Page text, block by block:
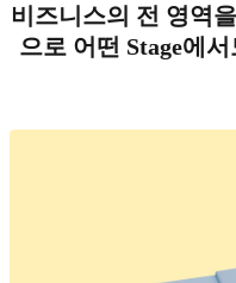
비즈니스의 전 영역
으로 어떤 Stage에